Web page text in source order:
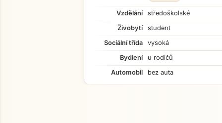
Vzdělání
středoškolské
Živobytí
student
Sociální třída
vysoká
Bydlení
u rodičů
Automobil
bez auta